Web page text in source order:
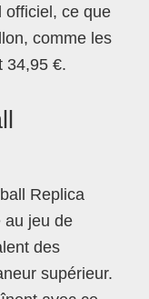
officiel, ce que
comme les
34,95 €.
Replica
au jeu de
des
supérieur.